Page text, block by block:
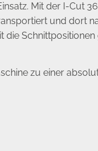
Mit der I-Cut
und dort
die Schnittpositionen
zu einer